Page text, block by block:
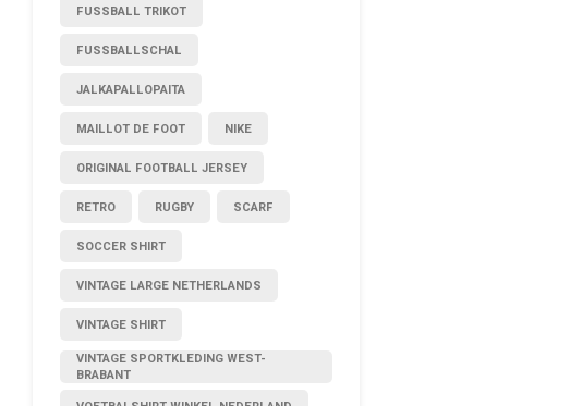
FUSSBALL TRIKOT
FUSSBALLSCHAL
JALKAPALLOPAITA
MAILLOT DE FOOT NIKE
ORIGINAL FOOTBALL JERSEY
RETRO RUGBY SCARF
SOCCER SHIRT
VINTAGE LARGE NETHERLANDS
VINTAGE SHIRT
VINTAGE SPORTKLEDING WEST-
BRABANT